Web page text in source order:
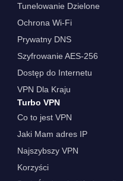
Tunelowanie Dzielone
Ochrona Wi-Fi
Prywatny DNS
Szyfrowanie AES-256
Dostęp do Internetu
VPN Dla Kraju
Turbo VPN
Co to jest VPN
Jaki Mam adres IP
Najszybszy VPN
Korzyści